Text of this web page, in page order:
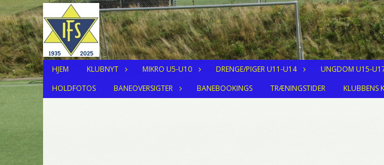
HJEM KLUBNYT MIKRO U5-U10 DRENGE/PIGER U11-U14 UNGDOM U15-
HOLDFOTOS
BANEOVERSIGTER BANEBOOKINGS TRÆNINGSTIDER KLUBBENS